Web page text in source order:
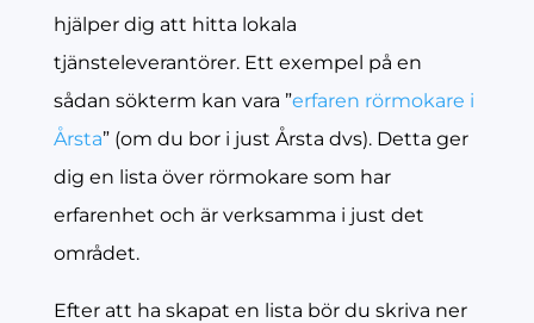
hjälper dig att hitta lokala
tjänsteleverantörer. Ett exempel på en
sådan sökterm kan vara ”erfaren rörmokare i
Årsta” (om du bor i just Årsta dvs). Detta ger
dig en lista över rörmokare som har
erfarenhet och är verksamma i just det
området.
Efter att ha skapat en lista bör du skriva ner